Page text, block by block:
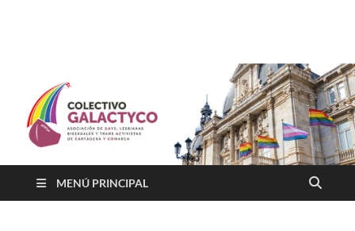
Colectivo GALACTYCO
Cartagena Y COmarca "Colectivo GALACTYCO"
MENÚ PRINCIPAL